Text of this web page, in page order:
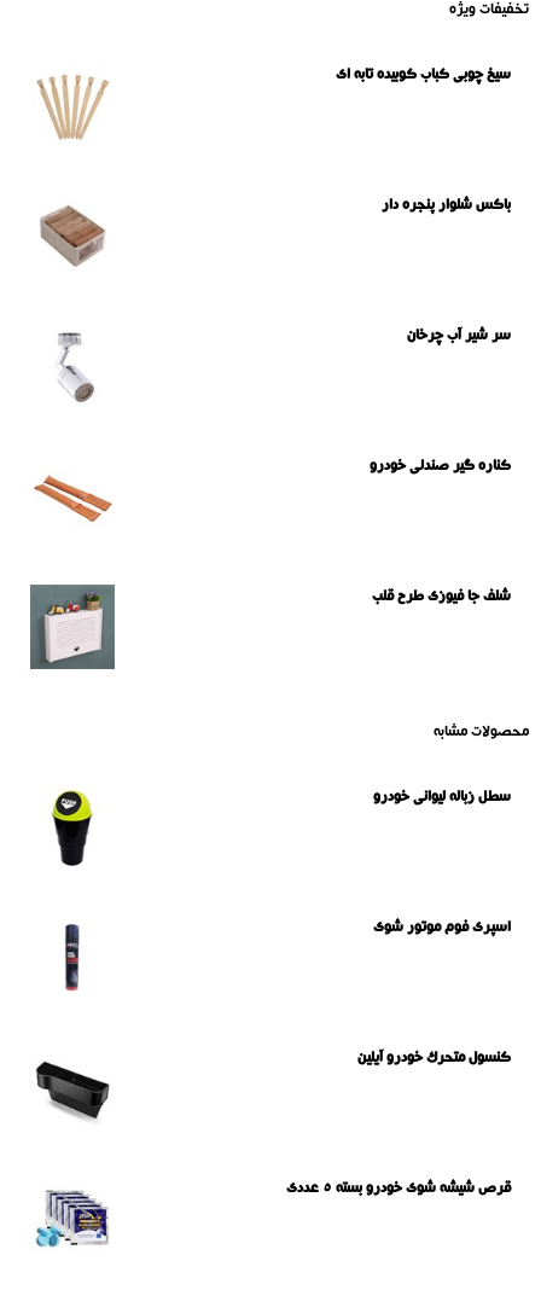
تخفیفات ویژه
سیخ چوبی کباب کوبیده تابه ای
باکس شلوار پنجره دار
سر شیر آب چرخان
کناره گیر صندلی خودرو
شلف جا فیوزی طرح قلب
محصولات مشابه
سطل زباله لیوانی خودرو
اسپری فوم موتور شوی
کنسول متحرک خودرو آیلین
قرص شیشه شوی خودرو بسته 5 عددی